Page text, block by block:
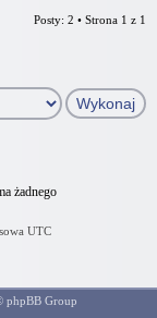
Posty: 2 • Strona 1 z 1
żadnego
UTC
phpBB Group